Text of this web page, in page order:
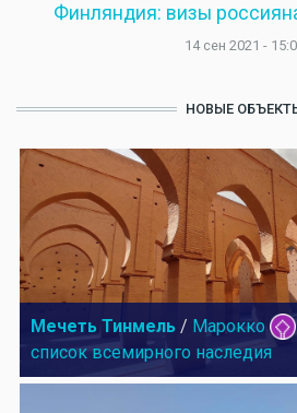
Финляндия: визы
14 сен 2021 -
НОВЫЕ
Мечеть Тинмель / Марокко
список всемирного наследия